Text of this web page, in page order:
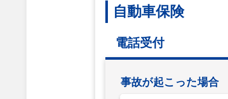
自動車保険
電話受付
事故が起こった場合